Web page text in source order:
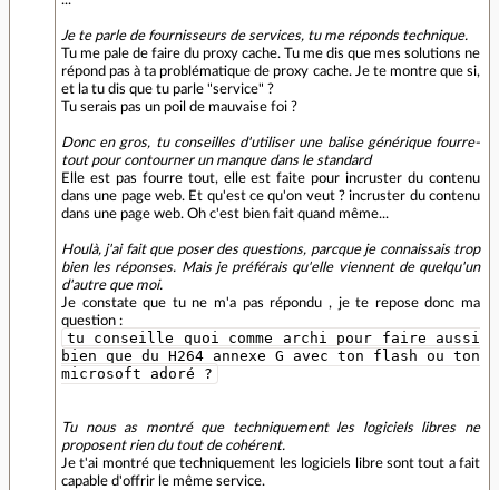
Je te parle de fournisseurs de services, tu me réponds technique.
Tu me pale de faire du proxy cache. Tu me dis que mes solutions ne
répond pas à ta problématique de proxy cache. Je te montre que si,
et la tu dis que tu parle "service" ?
Tu serais pas un poil de mauvaise foi ?
Donc en gros, tu conseilles d'utiliser une balise générique fourre-
tout pour contourner un manque dans le standard
Elle est pas fourre tout, elle est faite pour incruster du contenu
dans une page web. Et qu'est ce qu'on veut ? incruster du contenu
dans une page web. Oh c'est bien fait quand même...
Houlà, j'ai fait que poser des questions, parcque je connaissais trop
bien les réponses. Mais je préférais qu'elle viennent de quelqu'un
d'autre que moi.
Je constate que tu ne m'a pas répondu , je te repose donc ma
question :
tu conseille quoi comme archi pour faire aussi
bien que du H264 annexe G avec ton flash ou ton
microsoft adoré ?
Tu nous as montré que techniquement les logiciels libres ne
proposent rien du tout de cohérent.
Je t'ai montré que techniquement les logiciels libre sont tout a fait
capable d'offrir le même service.